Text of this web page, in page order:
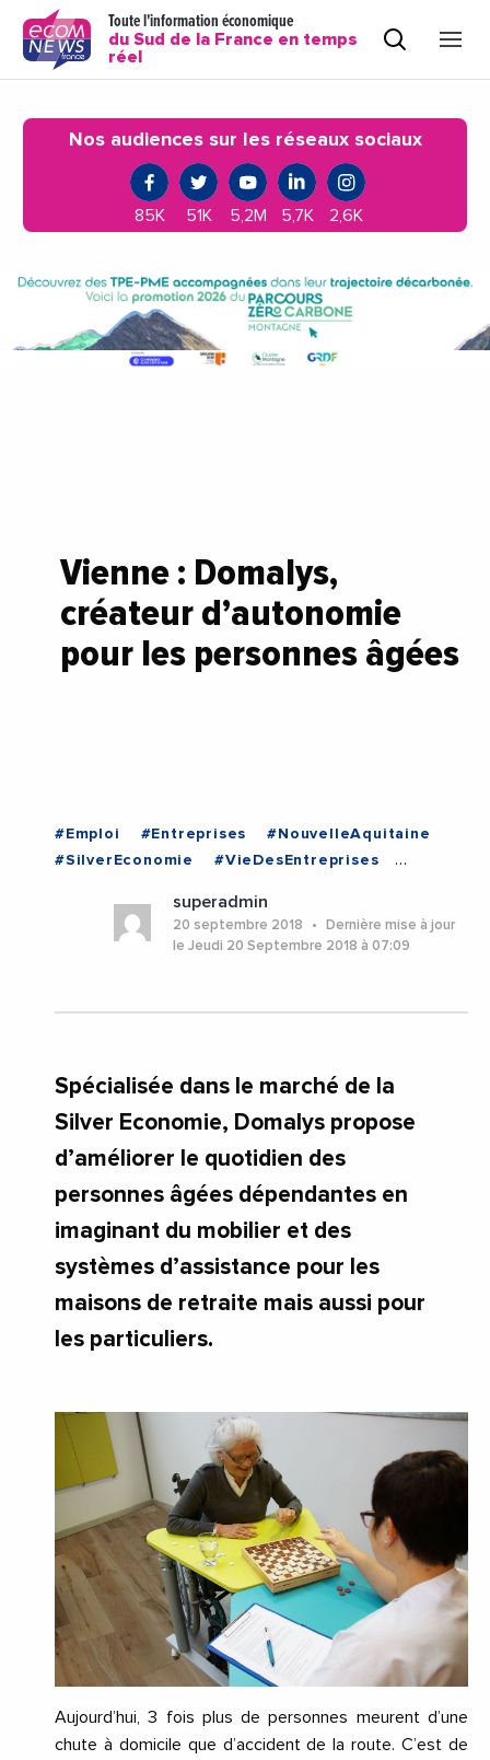
Toute l'information économique
du Sud de la France en temps
réel
Nos audiences sur les réseaux sociaux
85K 51K 5,2M 5,7K 2,6K
Vienne : Domalys,
créateur d’autonomie
pour les personnes âgées
#Emploi #Entreprises
#NouvelleAquitaine
#SilverEconomie
#VieDesEntreprises
superadmin
20 septembre 2018
Dernière mise à jour
le Jeudi 20 Septembre 2018 à 07:09
Spécialisée dans le marché de la
Silver Economie, Domalys propose
d’améliorer le quotidien des
personnes âgées dépendantes en
imaginant du mobilier et des
systèmes d’assistance pour les
maisons de retraite mais aussi pour
les particuliers.
Aujourd’hui, 3 fois plus de personnes meurent d’une
chute à domicile que d’accident de la route. C’est de